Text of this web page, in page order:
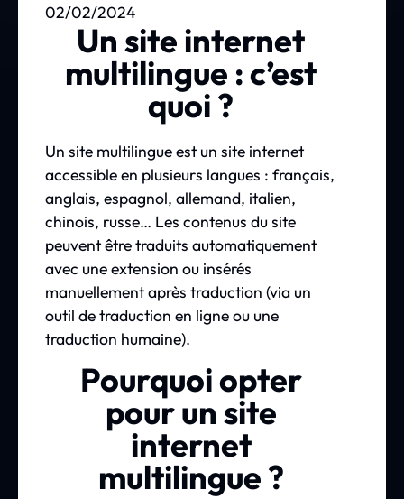
02/02/2024
Un site internet
multilingue : c’est
quoi ?
Un site multilingue est un site internet
accessible en plusieurs langues : français,
anglais, espagnol, allemand, italien,
chinois, russe… Les contenus du site
peuvent être traduits automatiquement
avec une extension ou insérés
manuellement après traduction (via un
outil de traduction en ligne ou une
traduction humaine).
Pourquoi opter
pour un site
internet
multilingue ?